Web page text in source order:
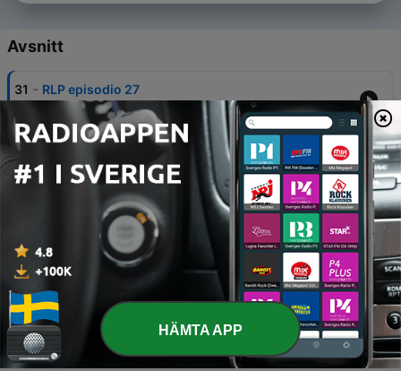
Avsnitt
31 - RLP episodio 27
30 - RLP episodio 26
06 Jul 2024
RLP episodio 25
28 - RLP episodio 4
12 Feb 2020
27 - RLP episodio 3
09 Jan 2020
HÄMTA APP